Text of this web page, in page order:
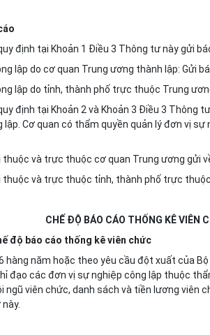
định tại Khoản 1 Điều 3 Thông tư này gửi
lập do cơ quan Trung ương thành lập: Gửi
lập do tỉnh, thành phố trực thuộc Trung
định tại Khoản 2 và Khoản 3 Điều 3 Thông
Cơ quan có thẩm quyền quản lý đơn vị
và trực thuộc cơ quan Trung ương gửi
và trực thuộc tỉnh, thành phố trực thuộc
CHẾ ĐỘ BÁO CÁO THỐNG KÊ VIÊN
độ báo cáo thống kê viên chức
hàng năm hoặc theo yêu cầu đột xuất của
đạo các đơn vị sự nghiệp công lập thuộc
ngũ viên chức, danh sách và tiền lương viên